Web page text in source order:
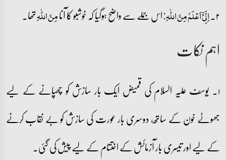
۲۔ اِنِّیۡۤ اَعۡلَمُ مِنَ اللّٰہِ:اس جملے سے واضح ہوگیا کہ خوشبو کا آنامِنَ اللّٰہِتھا۔
اہم نکات
۱۔ یوسف علیہ السلام کی قمیض ایک بار سازش کو چھپانے کے لیے
جھوٹے خون کے ساتھ، دوسری بار عورت کی سازش کو بے نقاب کرنے
کے لیے اور تیسری بار آزمائش کے اختتام کے لیے پیش کی گئی۔